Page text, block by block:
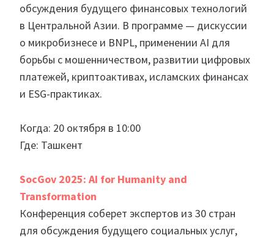
обсуждения будущего финансовых технологий
в Центральной Азии. В программе — дискуссии
о микробизнесе и BNPL, применении AI для
борьбы с мошенничеством, развитии цифровых
платежей, криптоактивах, исламских финансах
и ESG-практиках.
Когда: 20 октября в 10:00
Где: Ташкент
SocGov 2025: AI for Humanity and
Transformation
Конференция соберет экспертов из 30 стран
для обсуждения будущего социальных услуг,